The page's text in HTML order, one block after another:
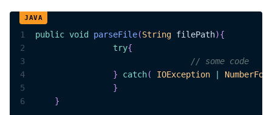
1 public void parseFile(String filePath){
2
try{
3
// some code
4
} catch( IOException
5
}
6
}